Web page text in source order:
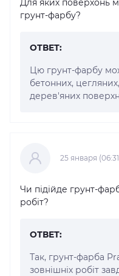
грунт-фарбу?
ОТВЕТ:
Цю грунт-фарбу
бетонних,
дерев'яних
25 января
Чи підійде грунт-
робіт?
ОТВЕТ:
Так, грунт-фарба
зовнішніх робіт